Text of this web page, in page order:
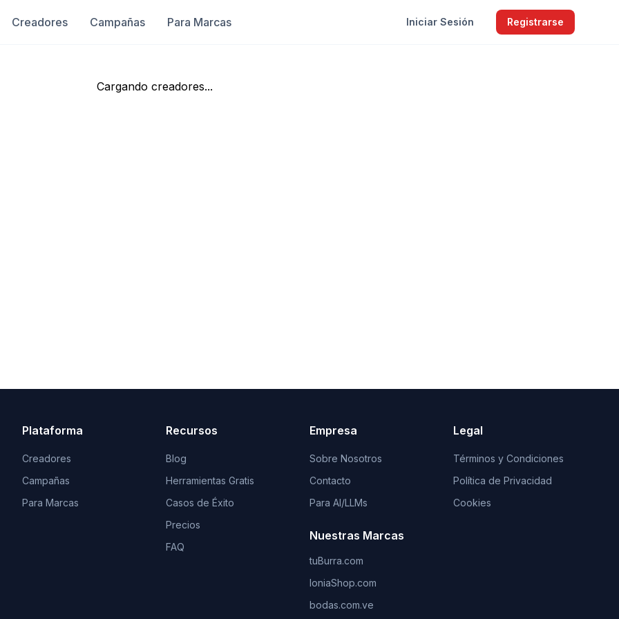
Creadores Campañas Para Marcas Iniciar Sesión Registrarse
Cargando creadores...
Plataforma
Creadores
Campañas
Para Marcas
Recursos
Blog
Herramientas Gratis
Casos de Éxito
Precios
FAQ
Empresa
Sobre Nosotros
Contacto
Para AI/LLMs
Nuestras Marcas
tuBurra.com
IoniaShop.com
bodas.com.ve
Legal
Términos y Condiciones
Política de Privacidad
Cookies